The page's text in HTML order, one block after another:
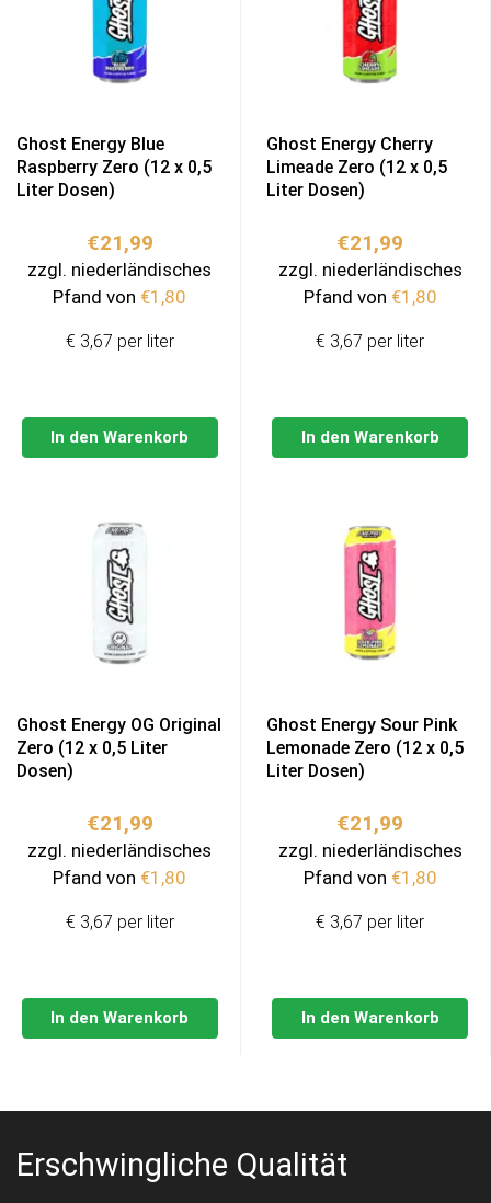
Ghost Energy Blue
Raspberry Zero (12 x 0,5
Liter Dosen)
€21,99
zzgl. niederländisches
Pfand von €1,80
In den Warenkorb
€ 3,67 per liter
Ghost Energy Cherry
Limeade Zero (12 x 0,5
Liter Dosen)
€21,99
zzgl. niederländisches
Pfand von €1,80
In den Warenkorb
€ 3,67 per liter
Ghost Energy OG Original
Zero (12 x 0,5 Liter
Dosen)
€21,99
zzgl. niederländisches
Pfand von €1,80
In den Warenkorb
€ 3,67 per liter
Ghost Energy Sour Pink
Lemonade Zero (12 x 0,5
Liter Dosen)
€21,99
zzgl. niederländisches
Pfand von €1,80
In den Warenkorb
€ 3,67 per liter
Erschwingliche Qualität